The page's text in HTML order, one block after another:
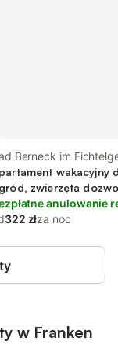
Berneck im
wakacyjny
zwierzęta
anulowanie
322 złza noc
w Franken